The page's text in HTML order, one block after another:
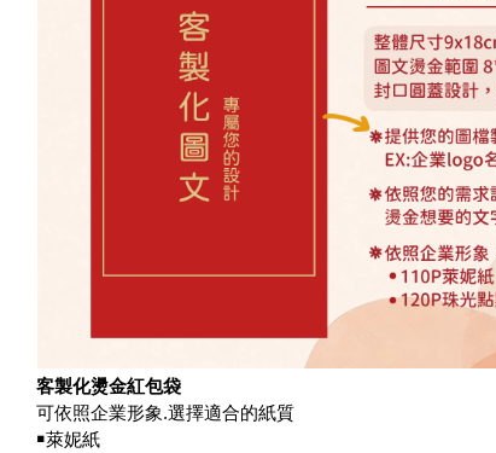
客製化燙金紅包袋
可依照企業形象.選擇適合的紙質
￭萊妮紙